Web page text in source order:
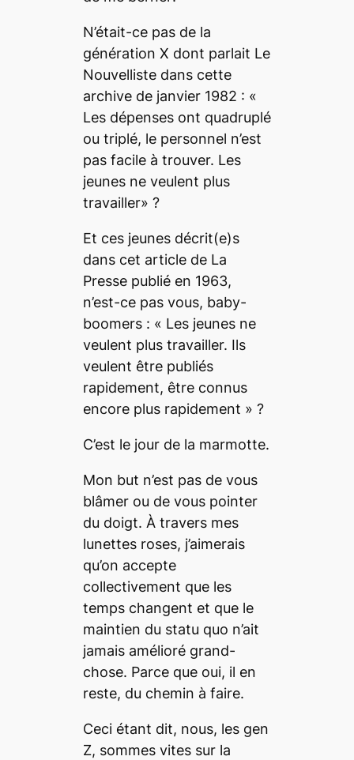
N’était-ce pas de la
génération X dont parlait Le
Nouvellistedans cette
archive de janvier 1982 : «
Les dépenses ont quadruplé
ou triplé, le personnel n’est
pas facile à trouver. Les
jeunes ne veulent plus
travailler» ?
Et ces jeunes décrit(e)s
dans cet article de La
Pressepublié en 1963,
n’est-ce pas vous, baby-
boomers: « Les jeunes ne
veulent plus travailler. Ils
veulent être publiés
rapidement, être connus
encore plus rapidement » ?
C’est le jour de la marmotte.
Mon but n’est pas de vous
blâmer ou de vous pointer
du doigt. À travers mes
lunettes roses, j’aimerais
qu’on accepte
collectivement que les
temps changent et que le
maintien du statu quo n’ait
jamais amélioré grand-
chose. Parce que oui, il en
reste, du chemin à faire.
Ceci étant dit, nous, les gen
Z, sommes vites sur la